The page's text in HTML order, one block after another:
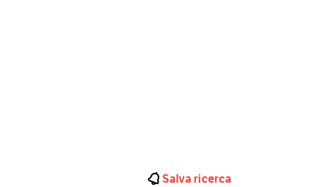
Salva ricerca